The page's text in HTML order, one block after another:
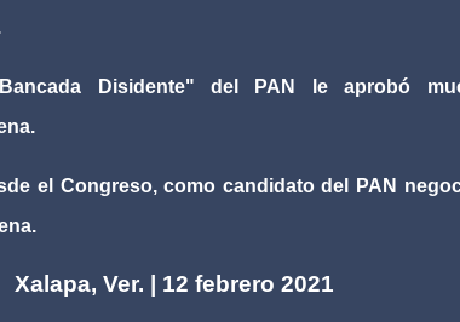
Disidente" del PAN le aprobó
el Congreso, como candidato del PAN
Xalapa, Ver. | 12 febrero 2021